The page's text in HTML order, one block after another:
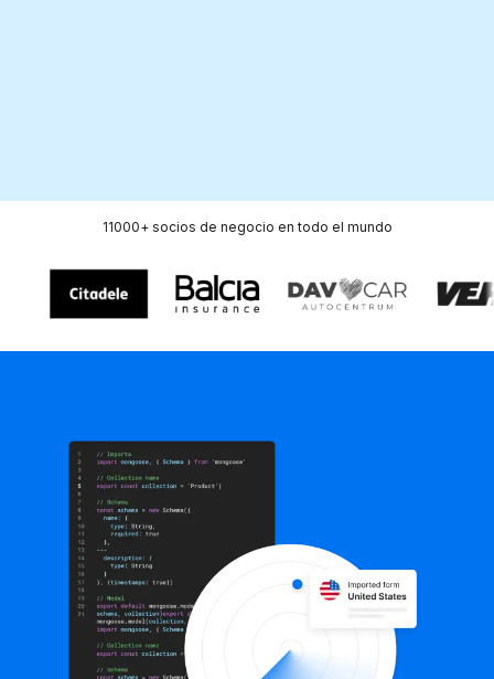
11000+ socios de negocio en todo el mundo